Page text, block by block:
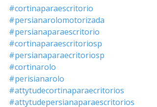
#cortinaparaescritorio
#persianarolomotorizada
#persianaparaescritorio
#cortinaparaescritoriosp
#persianaparaecritoriosp
#cortinarolo
#perisianarolo
#attytudecortinaparaecritorios
#attytudepersianaparaescritorios